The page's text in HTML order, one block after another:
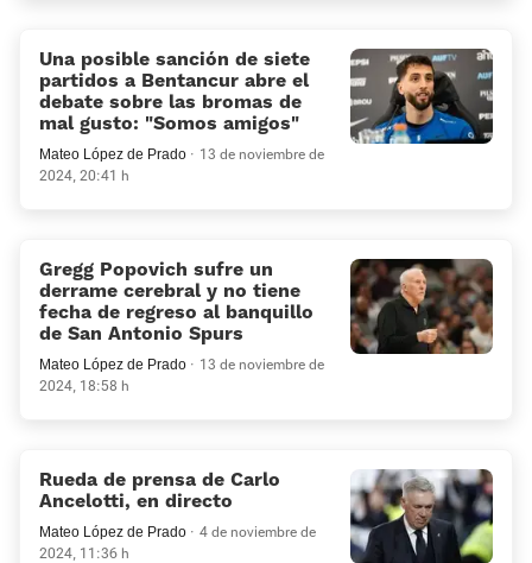
Una posible sanción de siete
partidos a Bentancur abre el
debate sobre las bromas de
mal gusto: «Somos amigos»
Mateo López de Prado
13 de noviembre de
2024, 20:41 h
Gregg Popovich sufre un
derrame cerebral y no tiene
fecha de regreso al banquillo
de San Antonio Spurs
Mateo López de Prado
13 de noviembre de
2024, 18:58 h
Rueda de prensa de Carlo
Ancelotti, en directo
Mateo López de Prado
4 de noviembre de
2024, 11:36 h